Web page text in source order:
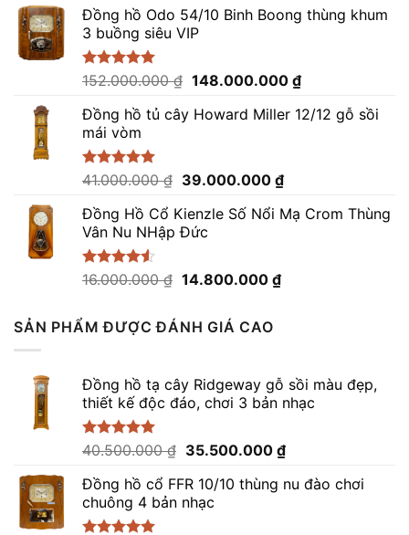
5 sao
là:
82.000.000 ₫.
tại
Đồng hồ Odo 54/10 Binh Boong thùng khum
3 buồng siêu VIP
Được xếp
5 sao
152.000.000₫ Giá
là:
148.000.000 ₫Giá
tại
Đồng hồ tủ cây Howard Miller 12/12 gỗ sồi
mái vòm
Được xếp
5 sao
41.000.000₫ Giá
là:
41.000.000 ₫.
39.000.000 ₫Giá
tại
Đồng Hồ Cổ Kienzle Số Nổi Mạ Crom Thùng
Vân Nu NHập Đức
Được xếp
16.000.000₫ Giá
là:
16.000.000 ₫.
14.800.000 ₫Giá
SẢN PHẨM ĐƯỢC ĐÁNH GIÁ CAO
Đồng hồ tạ cây Ridgeway gỗ sồi màu đẹp,
thiết kế độc đáo, chơi 3 bản nhạc
Được xếp
5 sao
40.500.000₫ Giá
là:
40.500.000 ₫.
35.500.000 ₫Giá
tại
Đồng hồ cổ FFR 10/10 thùng nu đào chơi
chuông 4 bản nhạc